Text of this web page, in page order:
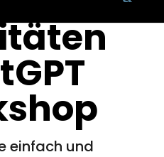
einfach und